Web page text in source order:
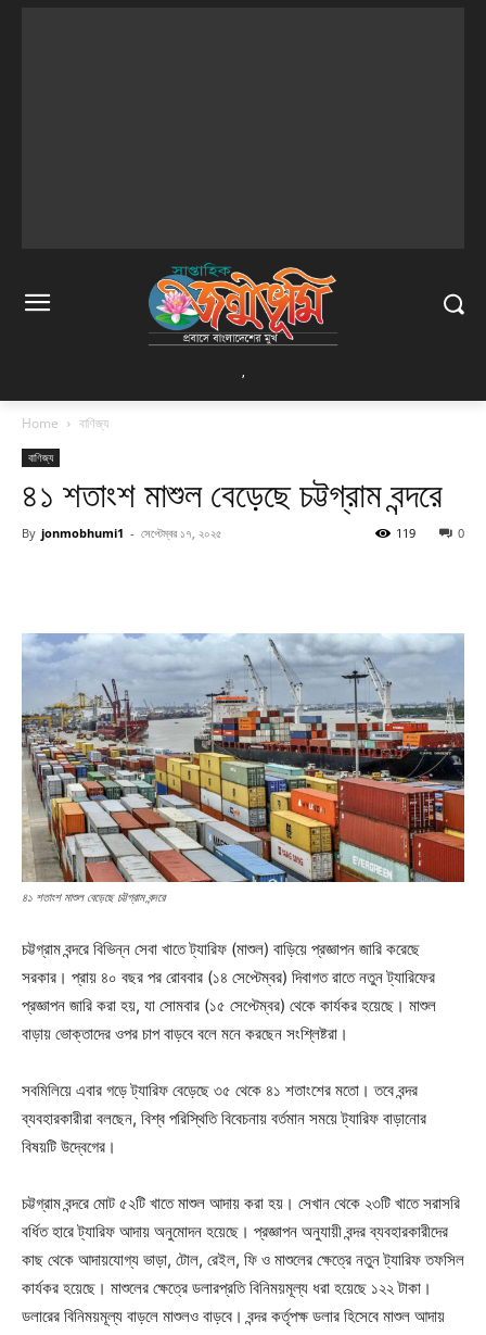
Home বাণিজ্য
বাণিজ্য
৪১ শতাংশ মাশুল বেড়েছে চট্টগ্রাম বন্দরে
By jonmobhumi1 - সেপ্টেম্বর ১৭, ২০২৫ 0
119
৪১ শতাংশ মাশুল বেড়েছে চট্টগ্রাম বন্দরে
চট্টগ্রাম বন্দরে বিভিন্ন সেবা খাতে ট্যারিফ (মাশুল) বাড়িয়ে প্রজ্ঞাপন জারি করেছে
সরকার। প্রায় ৪০ বছর পর রোববার (১৪ সেপ্টেম্বর) দিবাগত রাতে নতুন ট্যারিফের
প্রজ্ঞাপন জারি করা হয়, যা সোমবার (১৫ সেপ্টেম্বর) থেকে কার্যকর হয়েছে। মাশুল
বাড়ায় ভোক্তাদের ওপর চাপ বাড়বে বলে মনে করছেন সংশ্লিষ্টরা।
সবমিলিয়ে এবার গড়ে ট্যারিফ বেড়েছে ৩৫ থেকে ৪১ শতাংশের মতো। তবে বন্দর
ব্যবহারকারীরা বলছেন, বিশ্ব পরিস্থিতি বিবেচনায় বর্তমান সময়ে ট্যারিফ বাড়ানোর
বিষয়টি উদ্বেগের।
চট্টগ্রাম বন্দরে মোট ৫২টি খাতে মাশুল আদায় করা হয়। সেখান থেকে ২৩টি খাতে সরাসরি
বর্ধিত হারে ট্যারিফ আদায় অনুমোদন হয়েছে। প্রজ্ঞাপন অনুযায়ী বন্দর ব্যবহারকারীদের
কাছ থেকে আদায়যোগ্য ভাড়া, টোল, রেইল, ফি ও মাশুলের ক্ষেত্রে নতুন ট্যারিফ তফসিল
কার্যকর হয়েছে। মাশুলের ক্ষেত্রে ডলারপ্রতি বিনিময়মূল্য ধরা হয়েছে ১২২ টাকা।
ডলারের বিনিময়মূল্য বাড়লে মাশুলও বাড়বে। বন্দর কর্তৃপক্ষ ডলার হিসেবে মাশুল আদায়